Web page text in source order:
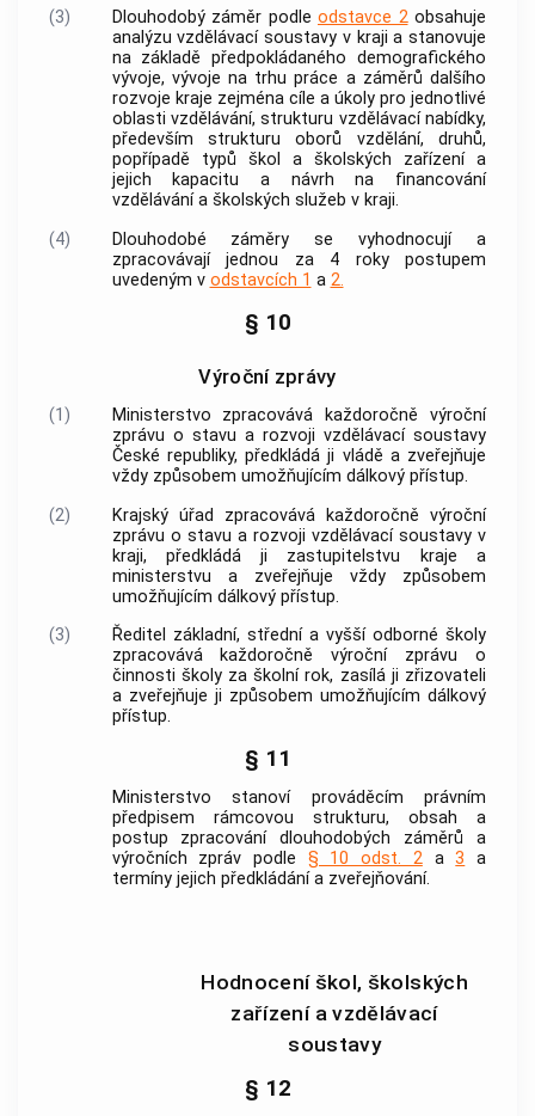
(3)
Dlouhodobý záměr podle odstavce 2obsahuje
analýzu vzdělávací soustavy v kraji a stanovuje
na základě předpokládaného demografického
vývoje, vývoje na trhu práce a záměrů dalšího
rozvoje kraje zejména cíle a úkoly pro jednotlivé
oblasti vzdělávání, strukturu vzdělávací nabídky,
především strukturu oborů vzdělání, druhů,
popřípadě typů škol a školských zařízení a
jejich kapacitu a návrh na financování
vzdělávání a školských služeb v kraji.
(4)
Dlouhodobé záměry se vyhodnocují a
zpracovávají jednou za 4 roky postupem
uvedeným v odstavcích 1 a 2.
§ 10
Výroční zprávy
(1)
Ministerstvo zpracovává každoročně výroční
zprávu o stavu a rozvoji vzdělávací soustavy
České republiky, předkládá ji vládě a zveřejňuje
vždy způsobem umožňujícím dálkový přístup.
(2)
Krajský úřad zpracovává každoročně výroční
zprávu o stavu a rozvoji vzdělávací soustavy v
kraji, předkládá ji zastupitelstvu kraje a
ministerstvu a zveřejňuje vždy způsobem
umožňujícím dálkový přístup.
(3)
Ředitel základní, střední a vyšší odborné školy
zpracovává každoročně výroční zprávu o
činnosti školy za školní rok, zasílá ji zřizovateli
a zveřejňuje ji způsobem umožňujícím dálkový
přístup.
§ 11
Ministerstvo stanoví prováděcím právním
předpisem rámcovou strukturu, obsah a
postup zpracování dlouhodobých záměrů a
výročních zpráv podle § 10 odst. 2a3 a
termíny jejich předkládání a zveřejňování.
Hodnocení škol, školských
zařízení a vzdělávací
soustavy
§ 12